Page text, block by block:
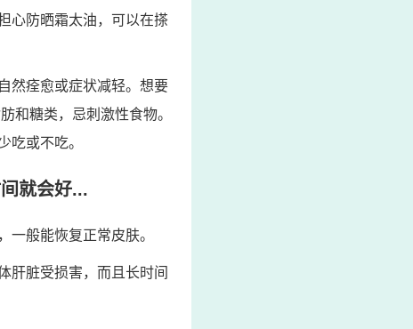
心防晒霜太油，可以在搽
然痊愈或症状减轻。想要
和糖类，忌刺激性食物。
吃或不吃。
就会好...
般能恢复正常皮肤。
肝脏受损害，而且长时间